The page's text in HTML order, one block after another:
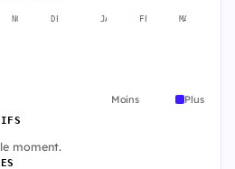
NOV. DÉC. JANV. FÉVR. MARS
Moins Plus
moment.